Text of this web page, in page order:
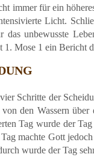
immer für ein
Licht.
unbewusste
Mose 1 ein Bericht
Schritte der
den Wassern
Tag wurde der
machte Gott
wurde der Tag